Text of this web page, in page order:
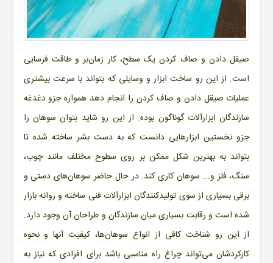
صیقل دادن و صاف کردن یک سطح، کار زمان‌بر و طاقت فرسایی
است. از این رو ساخت ابزار و وسایلی که بتواند با سرعت بیشتری
عملیات صیقل دادن و صاف کردن را انجام دهد همواره جزو دغدغه
سازندگان ابزارآلات گوناگون بوده. از این رو شاید بتوان سوهان را
جزو نخستین ابزارهایی دانست که به دست بشر ساخته شده تا
بتواند به بهترین شکل ممکن بر روی سطوح مختلف مانند چوب،
سنگ، فلز و... سوهان کاری کند. در حال حاضر سوهان‌های دستی و
برقی بسیاری از سوی تولیدکنندگان ابزارآلات فنی ساخته و روانه بازار
شده است و رقابت بسیاری میان سازندگان و طراحان آن وجود دارد.
از این رو شناخت کافی از انواع سوهان‌ها، کیفیت آنها و نحوه
کارکردشان می‌تواند چراغ راه مناسبی باشد برای افرادی که نیاز به